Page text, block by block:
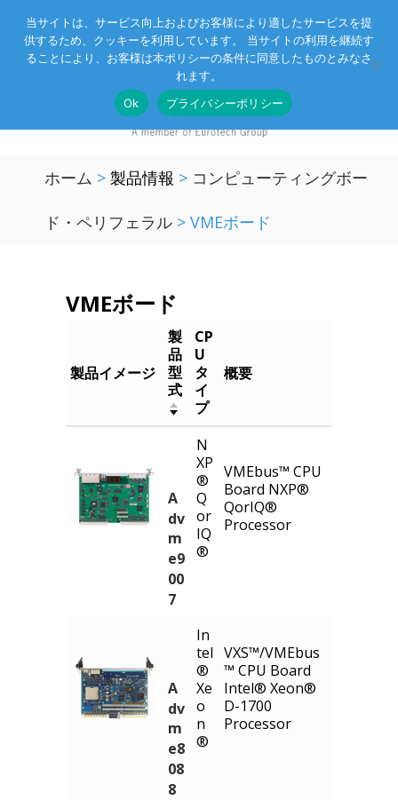
Eurotechグループ お客様サポート お問い合わせ
ホーム > 製品情報 > コンピューティングボー
ド・ペリフェラル > VMEボード
VMEボード
製品イメージ
製
品
型
式
CP
U
タ
イ
プ
概要
A
dv
m
e9
00
7
N
XP
®
Q
or
IQ
®
VMEbus™ CPU
Board NXP®
QorIQ®
Processor
A
dv
m
e8
08
8
In
tel
®
Xe
o
n
®
VXS™/VMEbus
™ CPU Board
Intel® Xeon®
D-1700
Processor
当サイトは、サービス向上およびお客様により適したサービスを提
供するため、クッキーを利用しています。 当サイトの利用を継続す
ることにより、お客様は本ポリシーの条件に同意したものとみなさ
れます。
Ok
プライバシーポリシー